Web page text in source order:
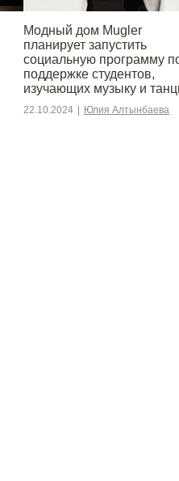
Модный дом Mugler
планирует запустить
социальную программу
поддержке студентов,
изучающих музыку и
22.10.2024 Юлия Алтынбаева